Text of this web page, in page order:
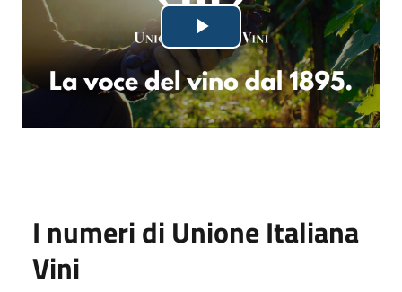
Lettore
in
caricamento.
Riproduci
il
video
I numeri di Unione Italiana
Vini